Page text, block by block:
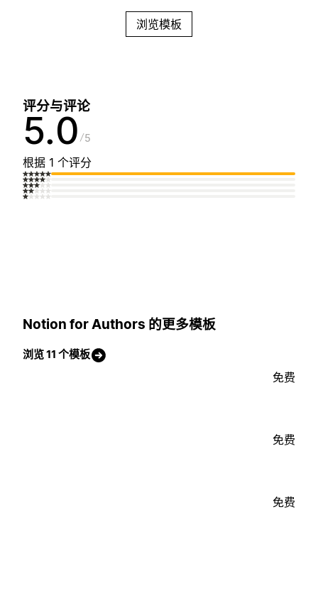
浏览模板
评分与评论
5.0 5
根据 1 个评分
Notion for Authors 的更多模板
浏览 11 个模板
免费
免费
免费